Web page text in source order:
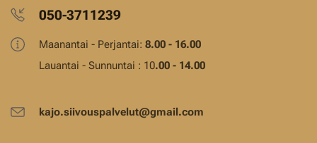
050-3711239
Maanantai - Perjantai: 8.00 - 16.00
Lauantai - Sunnuntai : 10.00 - 14.00
kajo.siivouspalvelut@gmail.com